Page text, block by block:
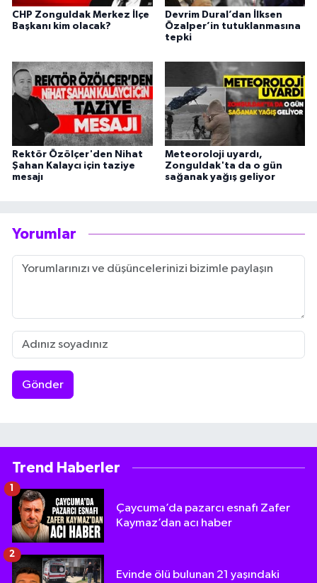
CHP Zonguldak Merkez İlçe
Başkanı kim olacak?
Devrim Dural’dan İlksen
Özalper’in tutuklanmasına
tepki
Rektör Özölçer'den Nihat
Şahan Kalaycı için taziye
mesajı
Meteoroloji uyardı,
Zonguldak'ta da o gün
sağanak yağış geliyor
Yorumlar
Gönder
Trend Haberler
Çaycuma’da pazarcı esnafı Zafer
Kaymaz’dan acı haber
1
Evinde ölü bulunan 21 yaşındaki
2